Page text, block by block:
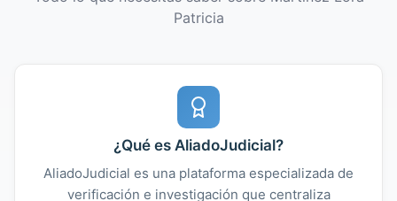
Patricia
¿Qué es AliadoJudicial?
AliadoJudicial es una plataforma especializada de
verificación e investigación que centraliza